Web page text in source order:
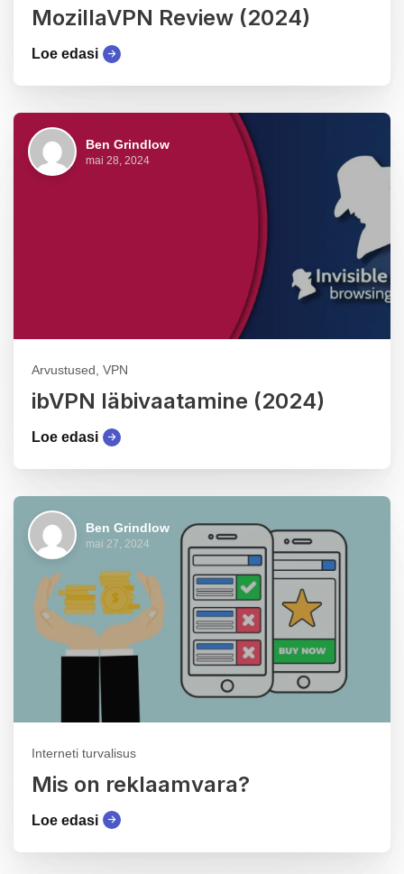
MozillaVPN Review (2024)
Loe edasi
Ben Grindlow
mai 28, 2024
Arvustused, VPN
ibVPN läbivaatamine (2024)
Loe edasi
Ben Grindlow
mai 27, 2024
Interneti turvalisus
Mis on reklaamvara?
Loe edasi